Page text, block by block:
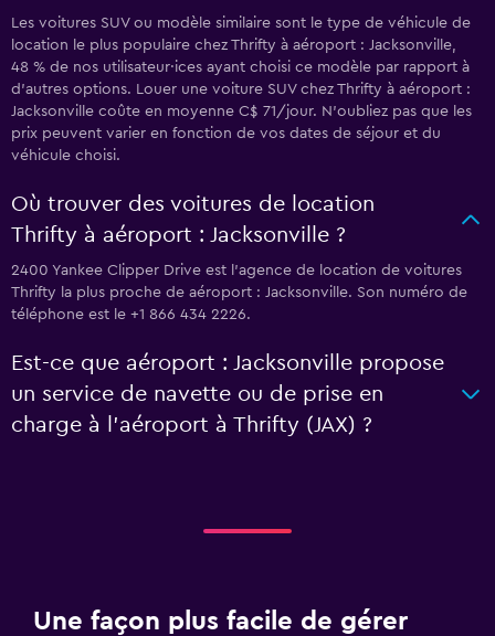
Les voitures SUV ou modèle similaire sont le type de véhicule de
location le plus populaire chez Thrifty à aéroport : Jacksonville,
48 % de nos utilisateur·ices ayant choisi ce modèle par rapport à
d’autres options. Louer une voiture SUV chez Thrifty à aéroport :
Jacksonville coûte en moyenne C$ 71/jour. N'oubliez pas que les
prix peuvent varier en fonction de vos dates de séjour et du
véhicule choisi.
Où trouver des voitures de location
Thrifty à aéroport : Jacksonville ?
2400 Yankee Clipper Drive est l'agence de location de voitures
Thrifty la plus proche de aéroport : Jacksonville. Son numéro de
téléphone est le +1 866 434 2226.
Est-ce que aéroport : Jacksonville propose
un service de navette ou de prise en
charge à l’aéroport à Thrifty (JAX) ?
Une façon plus facile de gérer